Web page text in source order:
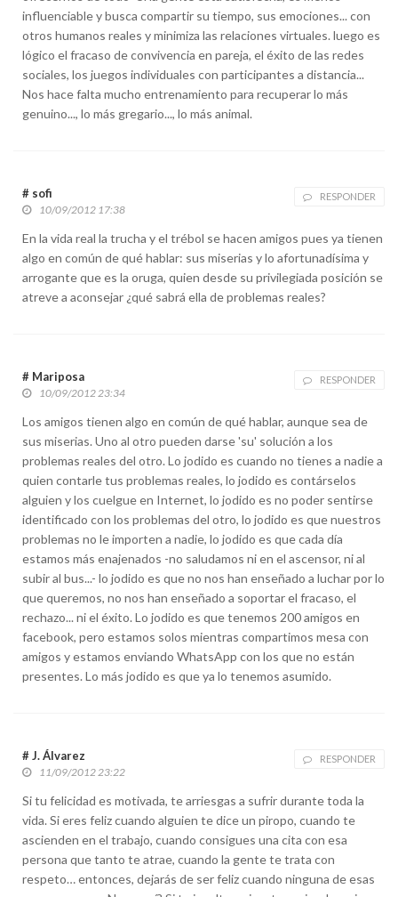
influenciable y busca compartir su tiempo, sus emociones... con
otros humanos reales y minimiza las relaciones virtuales. luego es
lógico el fracaso de convivencia en pareja, el éxito de las redes
sociales, los juegos individuales con participantes a distancia...
Nos hace falta mucho entrenamiento para recuperar lo más
genuino..., lo más gregario..., lo más animal.
# sofi RESPONDER
10/09/2012 17:38
En la vida real la trucha y el trébol se hacen amigos pues ya tienen
algo en común de qué hablar: sus miserias y lo afortunadísima y
arrogante que es la oruga, quien desde su privilegiada posición se
atreve a aconsejar ¿qué sabrá ella de problemas reales?
# Mariposa RESPONDER
10/09/2012 23:34
Los amigos tienen algo en común de qué hablar, aunque sea de
sus miserias. Uno al otro pueden darse 'su' solución a los
problemas reales del otro. Lo jodido es cuando no tienes a nadie a
quien contarle tus problemas reales, lo jodido es contárselos
alguien y los cuelgue en Internet, lo jodido es no poder sentirse
identificado con los problemas del otro, lo jodido es que nuestros
problemas no le importen a nadie, lo jodido es que cada día
estamos más enajenados -no saludamos ni en el ascensor, ni al
subir al bus...- lo jodido es que no nos han enseñado a luchar por lo
que queremos, no nos han enseñado a soportar el fracaso, el
rechazo... ni el éxito. Lo jodido es que tenemos 200 amigos en
facebook, pero estamos solos mientras compartimos mesa con
amigos y estamos enviando WhatsApp con los que no están
presentes. Lo más jodido es que ya lo tenemos asumido.
# J. Álvarez RESPONDER
11/09/2012 23:22
Si tu felicidad es motivada, te arriesgas a sufrir durante toda la
vida. Si eres feliz cuando alguien te dice un piropo, cuando te
ascienden en el trabajo, cuando consigues una cita con esa
persona que tanto te atrae, cuando la gente te trata con
respeto… entonces, dejarás de ser feliz cuando ninguna de esas